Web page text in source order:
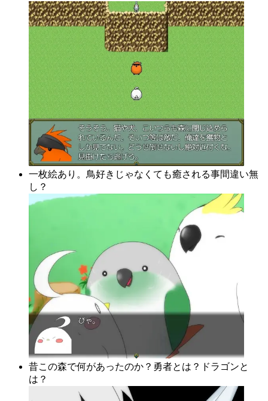
一枚絵あり。鳥好きじゃなくても癒される事間違い無
し？
昔この森で何があったのか？勇者とは？ドラゴンと
は？